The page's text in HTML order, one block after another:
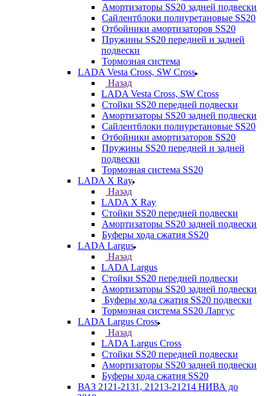
Амортизаторы SS20 задней подвески
Сайлентблоки полиуретановые SS20
Отбойники амортизаторов SS20
Пружины SS20 передней и задней
подвески
Тормозная система
LADA Vesta Cross, SW Cross
Назад
LADA Vesta Cross, SW Cross
Стойки SS20 передней подвески
Амортизаторы SS20 задней подвески
Сайлентблоки полиуретановые SS20
Отбойники амортизаторов SS20
Пружины SS20 передней и задней
подвески
Тормозная система SS20
LADA X Ray
Назад
LADA X Ray
Стойки SS20 передней подвески
Амортизаторы SS20 задней подвески
Буферы хода сжатия SS20
LADA Largus
Назад
LADA Largus
Стойки SS20 передней подвески
Амортизаторы SS20 задней подвески
Буферы хода сжатия SS20 подвески
Тормозная система SS20 Ларгус
LADA Largus Cross
Назад
LADA Largus Cross
Стойки SS20 передней подвески
Амортизаторы SS20 задней подвески
Буферы хода сжатия SS20
ВАЗ 2121-2131, 21213-21214 НИВА до